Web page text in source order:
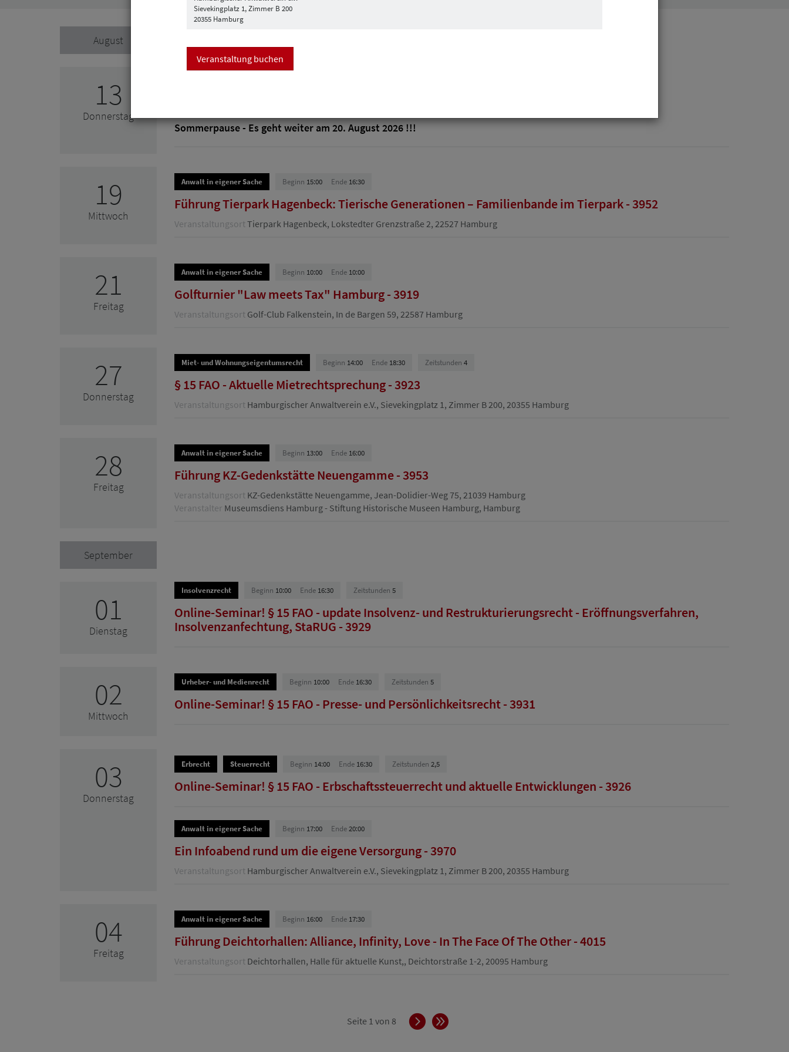
Sievekingplatz 1, Zimmer B 200
20355 Hamburg
Veranstaltung buchen
August
13
Donnerstag
Sommerpause - Es geht weiter am 20. August 2026 !!!
19
Mittwoch
Anwalt in eigener Sache Beginn 15:00 Ende 16:30
Führung Tierpark Hagenbeck: Tierische Generationen – Familienbande im Tierpark - 3952
VeranstaltungsortTierpark Hagenbeck, Lokstedter Grenzstraße 2, 22527 Hamburg
21
Freitag
Anwalt in eigener Sache Beginn 10:00 Ende 10:00
Golfturnier "Law meets Tax" Hamburg - 3919
Veranstaltungsort Golf-Club Falkenstein, In de Bargen 59, 22587 Hamburg
27
Donnerstag
Miet- und Wohnungseigentumsrecht Beginn 14:00 Ende 18:30 Zeitstunden 4
§ 15 FAO - Aktuelle Mietrechtsprechung - 3923
Veranstaltungsort Hamburgischer Anwaltverein e.V., Sievekingplatz 1, Zimmer B 200, 20355 Hamburg
28
Freitag
Anwalt in eigener Sache Beginn 13:00 Ende 16:00
Führung KZ-Gedenkstätte Neuengamme - 3953
Veranstaltungsort KZ-Gedenkstätte Neuengamme, Jean-Dolidier-Weg 75, 21039 Hamburg
Veranstalter Museumsdiens Hamburg - Stiftung Historische Museen Hamburg, Hamburg
September
01
Dienstag
Insolvenzrecht Beginn 10:00 Ende 16:30 Zeitstunden 5
Online-Seminar! § 15 FAO - update Insolvenz- und Restrukturierungsrecht - Eröffnungsverfahren,
Insolvenzanfechtung, StaRUG - 3929
02
Mittwoch
Urheber- und Medienrecht Beginn 10:00 Ende 16:30 Zeitstunden 5
Online-Seminar! § 15 FAO - Presse- und Persönlichkeitsrecht - 3931
03
Donnerstag
Erbrecht Steuerrecht Beginn 14:00 Ende 16:30 Zeitstunden 2,5
Online-Seminar! § 15 FAO - Erbschaftssteuerrecht und aktuelle Entwicklungen - 3926
Anwalt in eigener Sache Beginn 17:00 Ende20:00
Ein Infoabend rund um die eigene Versorgung - 3970
Veranstaltungsort Hamburgischer Anwaltverein e.V., Sievekingplatz 1, Zimmer B 200, 20355 Hamburg
04
Freitag
Anwalt in eigener Sache Beginn 16:00 Ende 17:30
Führung Deichtorhallen: Alliance, Infinity, Love - In The Face Of The Other - 4015
Veranstaltungsort Deichtorhallen, Halle für aktuelle Kunst,, Deichtorstraße 1-2, 20095 Hamburg
Seite 1 von 8 VorwärtsEnde